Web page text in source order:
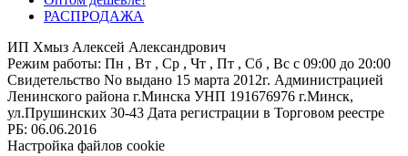
РАСПРОДАЖА
ИП Хмыз Алексей Александрович
Режим работы: Пн , Вт , Ср , Чт , Пт , Сб , Вс c 09:00 до 20:00
Свидетельство No выдано 15 марта 2012г. Администрацией
Ленинского района г.Минска УНП 191676976 г.Минск,
ул.Прушинских 30-43 Дата регистрации в Торговом реестре
РБ: 06.06.2016
Настройка файлов cookie